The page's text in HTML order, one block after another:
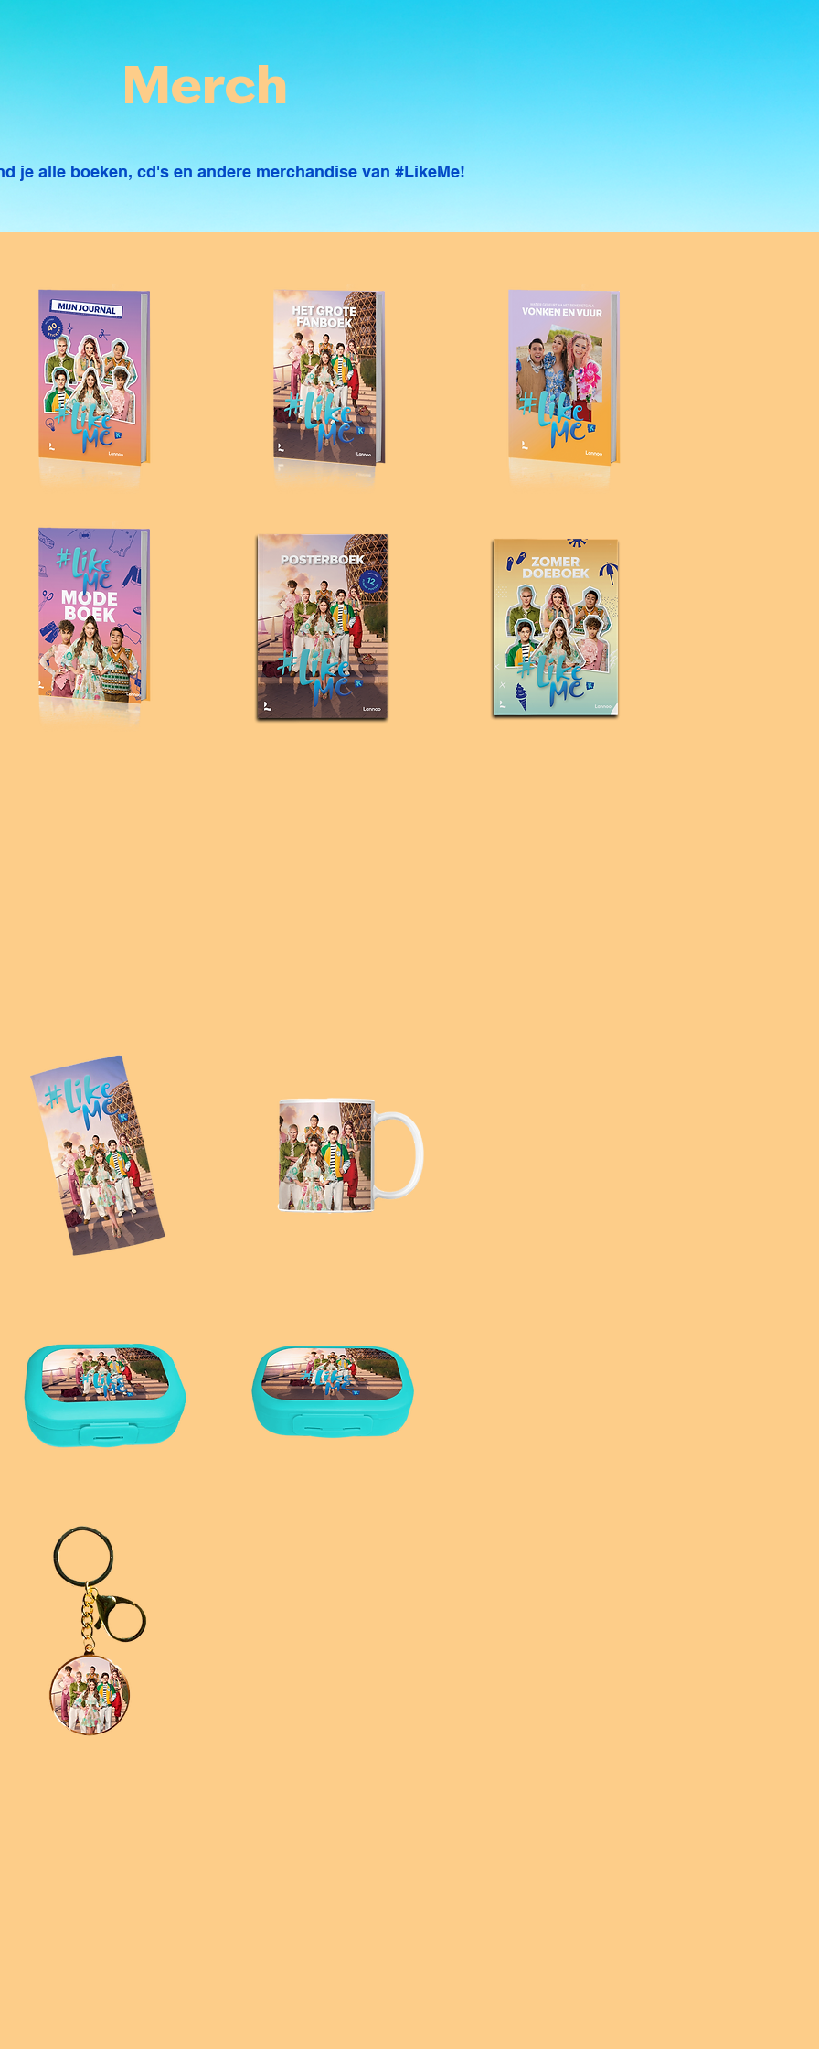
Merch
je alle boeken, cd's en andere merchandise van #LikeMe!